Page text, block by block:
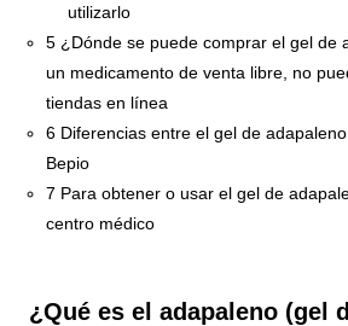
utilizarlo
5 ¿Dónde se puede comprar el gel de
un medicamento de venta libre, no
tiendas en línea
6 Diferencias entre el gel de
Bepio
7 Para obtener o usar el gel de
centro médico
¿Qué es el adapaleno (gel